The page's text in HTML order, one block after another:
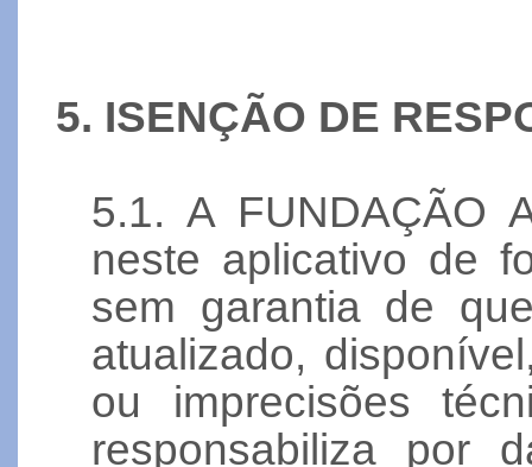
5. ISENÇÃO DE
5.1. A FUNDAÇÃO
neste aplicativo de
sem garantia de
atualizado,
ou imprecisões
responsabiliza por